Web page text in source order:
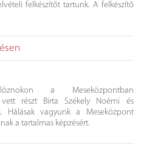
felkészítőt tartunk. A felkészítő
a Meseközpontban
vett részt Birta Székely Noémi és
Hálásak vagyunk a Meseközpont
a tartalmas képzésért.